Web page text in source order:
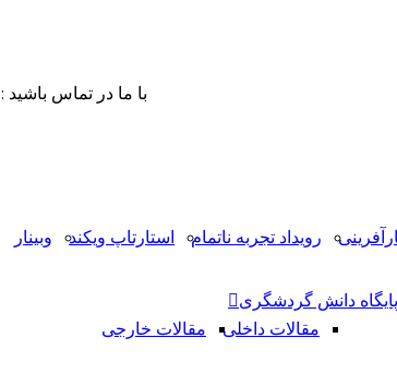
با ما در تماس باشید : 28429783-021
رویداد تجربه ناتمام استارتاپ ویکند
وبینار
پایگاه دانش گردشگری
مقالات داخلی
مقالات خارجی